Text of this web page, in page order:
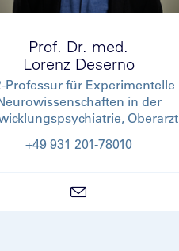
Prof. Dr. med.
Lorenz Deserno
Professur für Experimentelle
in der
Oberarzt
+49 931 201-78010